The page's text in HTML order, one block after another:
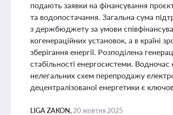
подають заявки на фінансування
та водопостачання. Загальна сума
з держбюджету за умови
когенераційних установок, а в країні
зберігання енергії. Розподілена
стабільності енергосистеми.
нелегальних схем перепродажу
децентралізованої енергетики є
LIGA ZAKON, 20 жовтня 2025